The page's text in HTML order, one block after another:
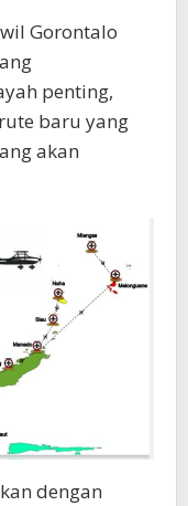
Gorontalo
penting,
baru yang
akan
dengan